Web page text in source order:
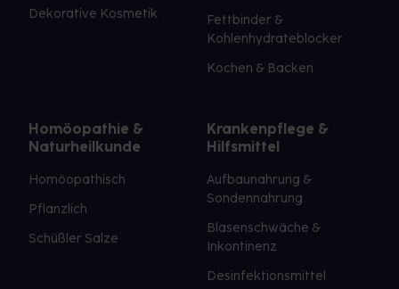
Dekorative Kosmetik
Fettbinder &
Kohlenhydrateblocker
Kochen & Backen
Homöopathie &
Naturheilkunde
Homöopathisch
Pflanzlich
Schüßler Salze
Krankenpflege &
Hilfsmittel
Aufbaunahrung &
Sondennahrung
Blasenschwäche &
Inkontinenz
Desinfektionsmittel